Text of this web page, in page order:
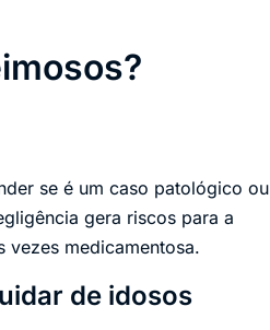
se é um caso patológico ou
gera riscos para a
vezes medicamentosa.
de idosos